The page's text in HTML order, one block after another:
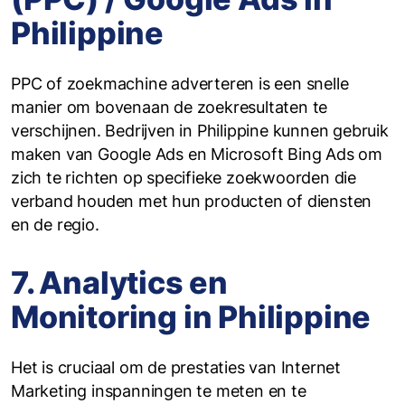
Philippine
PPC of zoekmachine adverteren is een snelle
manier om bovenaan de zoekresultaten te
verschijnen. Bedrijven in Philippine kunnen gebruik
maken van Google Ads en Microsoft Bing Ads om
zich te richten op specifieke zoekwoorden die
verband houden met hun producten of diensten
en de regio.
7. Analytics en
Monitoring in Philippine
Het is cruciaal om de prestaties van Internet
Marketing inspanningen te meten en te